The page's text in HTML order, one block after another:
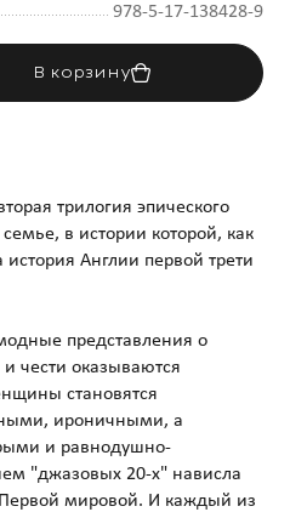
978-5-17-138428-9
В корзину
трилогия эпического
в истории которой, как
история Англии первой трети
представления о
чести оказываются
становятся
ироничными, а
и равнодушно-
"джазовых 20-х" нависла
мировой. И каждый из